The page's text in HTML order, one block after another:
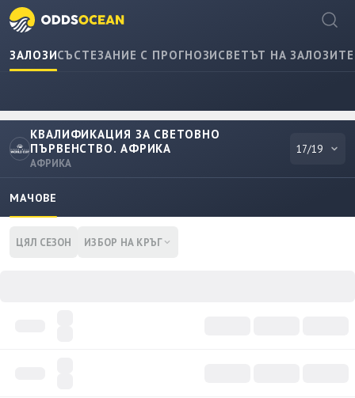
ЗАЛОЗИСЪСТЕЗАНИЕ С ПРОГНОЗИСВЕТЪТ НА ЗАЛОЗИТЕ
КВАЛИФИКАЦИЯ ЗА СВЕТОВНО
ПЪРВЕНСТВО. АФРИКА
АФРИКА
17/19
МАЧОВЕ
ЦЯЛ СЕЗОН ИЗБОР НА КРЪГ